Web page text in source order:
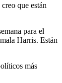
que están
para el
Harris. Están
más